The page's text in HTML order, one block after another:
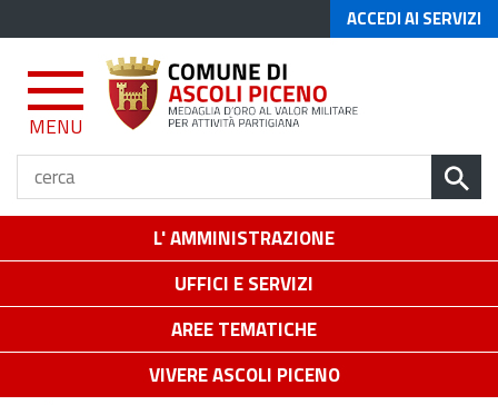
ACCEDI AI SERVIZI
MENU
L' AMMINISTRAZIONE
UFFICI E SERVIZI
AREE TEMATICHE
VIVERE ASCOLI PICENO